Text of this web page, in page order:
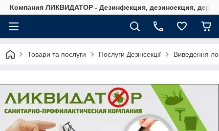
Компания ЛИКВИДАТОР - Дезинфекция, дезинсекция,
Товари та послуги Послуги Дезінсекції Виведення